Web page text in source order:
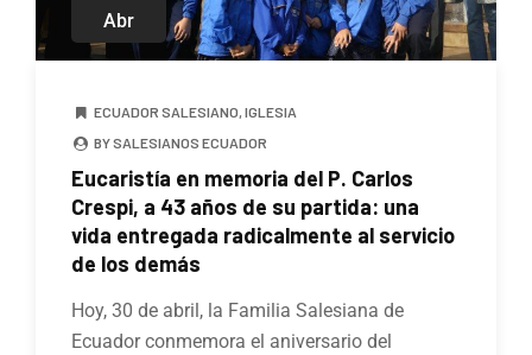
Abr
ECUADOR SALESIANO,IGLESIA
BY SALESIANOS ECUADOR
Eucaristía en memoria del P. Carlos
Crespi, a 43 años de su partida: una
vida entregada radicalmente al servicio
de los demás
Hoy, 30 de abril, la Familia Salesiana de
Ecuador conmemora el aniversario del